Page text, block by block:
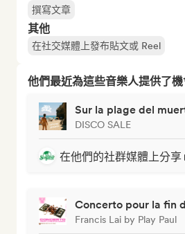
撰寫文章
其他
在社交媒體上發布貼文或 Reel
他們最近為這些音樂人提供了
Sur la plage del
DISCO SALE
在他們的社群媒體上分享
Concerto pour la fin
Francis Lai by Play Paul